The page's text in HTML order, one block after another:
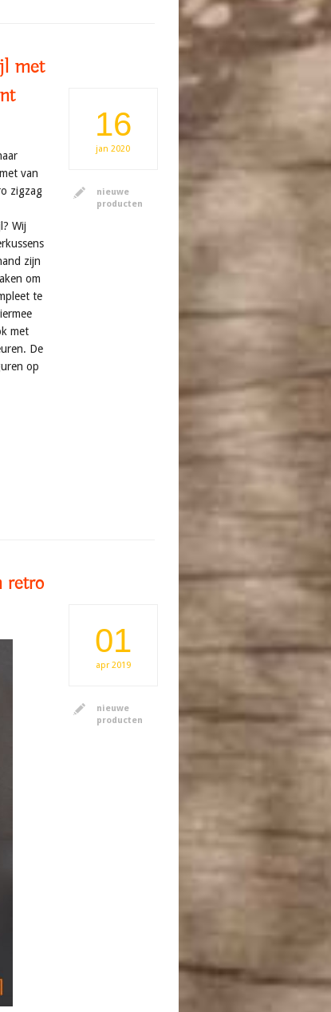
met
van
zigzag
Wij
zijn
om
te
met
De
op
16
jan 2020
nieuwe
producten
retro
01
apr 2019
nieuwe
producten